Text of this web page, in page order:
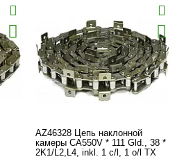
AZ46328 Цепь наклонной
камеры CA550V * 111 Gld., 38 *
2K1/L2,L4, inkl. 1 c/l, 1 o/l TX